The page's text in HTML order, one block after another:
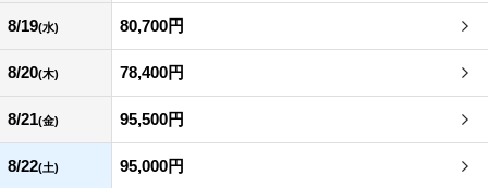
8/19(水) 80,700円
8/20(木) 78,400円
8/21(金) 95,500円
8/22(土) 95,000円